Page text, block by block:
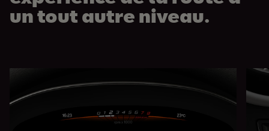
un tout autre niveau.